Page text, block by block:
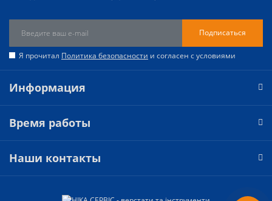
Подписаться
Я прочитал Политика безопасности и согласен с условиями
Информация
Время работы
Наши контакты